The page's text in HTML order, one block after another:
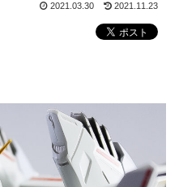
2021.03.30 2021.11.23